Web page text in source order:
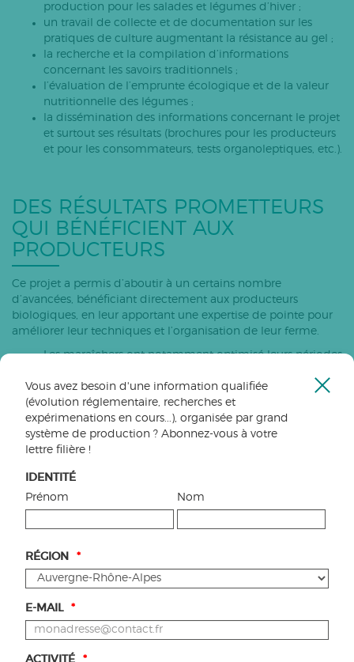
production pour les salades et légumes d’hiver ;
un travail de collecte et de documentation sur les
pratiques de culture augmentant la résistance au gel ;
la recherche et la compilation d’informations
concernant les savoirs traditionnels ;
l’évaluation de l’emprunte écologique et de la valeur
nutritionnelle des légumes ;
la dissémination des informations concernant le projet
et surtout ses résultats (brochures pour les producteurs
et pour les consommateurs, tests organoleptiques, etc.).
DES RÉSULTATS PROMETTEURS
QUI BÉNÉFICIENT AUX
PRODUCTEURS
Ce projet a permis d’aboutir à un certains nombre
d’avancées, bénéficiant directement aux producteurs
biologiques, en leur apportant une expertise de pointe pour
améliorer leur techniques et l’organisation de leur ferme.
Les maraîchers ont notamment optimisé leurs périodes
problèmes liés au gel. Ce sont notamment le radis
rouge et les chicorées qui ont été les variétés les plus
prometteuses, résistant à des températures allant
jusqu’à -8°C.
Par ailleurs, les expérimentations ont été concluantes
réduire les maladies fongiques présentes sur dans les
productions hivernales.
Enfin, les producteurs ont pu renforcer leur stratégie et
leur positionnement commercial vers la vente directe
le transport et les emballages), notamment auprès de
restaurant recherchant des produits de haute qualité.
FINANCEMENT
Vous avez besoin d'une information qualifiée
(évolution réglementaire, recherches et
expérimenations en cours...), organisée par grand
système de production ? Abonnez-vous à votre
lettre filière !
IDENTITÉ
Prénom
Nom
RÉGION *
E-MAIL *
ACTIVITÉ *